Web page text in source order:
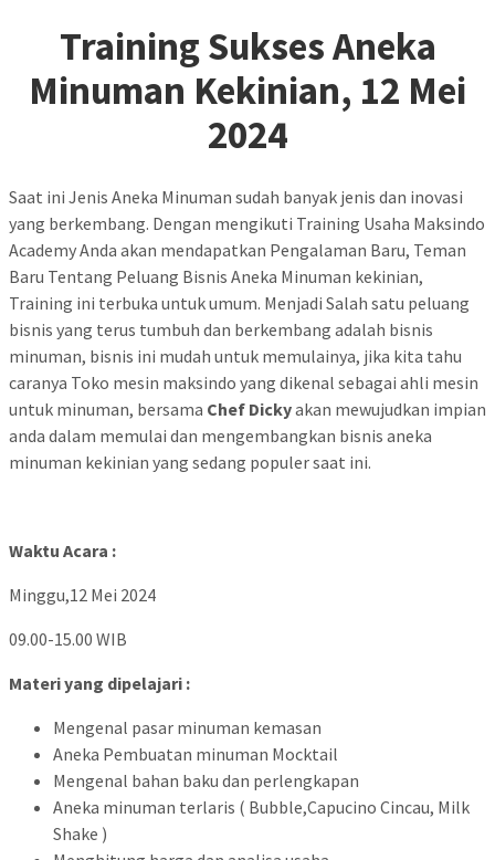
Training Sukses Aneka
Minuman Kekinian, 12 Mei
2024
Saat ini Jenis Aneka Minuman sudah banyak jenis dan inovasi
yang berkembang. Dengan mengikuti Training Usaha Maksindo
Academy Anda akan mendapatkan Pengalaman Baru, Teman
Baru Tentang Peluang Bisnis Aneka Minuman kekinian,
Training ini terbuka untuk umum. Menjadi Salah satu peluang
bisnis yang terus tumbuh dan berkembang adalah bisnis
minuman, bisnis ini mudah untuk memulainya, jika kita tahu
caranya Toko mesin maksindo yang dikenal sebagai ahli mesin
untuk minuman, bersama Chef Dickyakan mewujudkan impian
anda dalam memulai dan mengembangkan bisnis aneka
minuman kekinian yang sedang populer saat ini.
Waktu Acara :
Minggu,12 Mei 2024
09.00-15.00 WIB
Materi yang dipelajari :
Mengenal pasar minuman kemasan
Aneka Pembuatan minuman Mocktail
Mengenal bahan baku dan perlengkapan
Aneka minuman terlaris ( Bubble,Capucino Cincau, Milk
Shake )